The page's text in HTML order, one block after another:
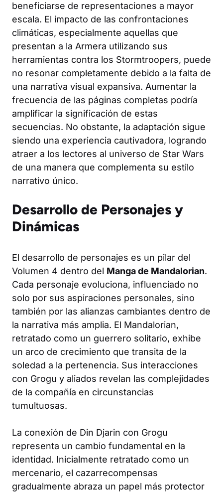
beneficiarse de representaciones a mayor
escala. El impacto de las confrontaciones
climáticas, especialmente aquellas que
presentan a la Armera utilizando sus
herramientas contra los Stormtroopers, puede
no resonar completamente debido a la falta de
una narrativa visual expansiva. Aumentar la
frecuencia de las páginas completas podría
amplificar la significación de estas
secuencias. No obstante, la adaptación sigue
siendo una experiencia cautivadora, logrando
atraer a los lectores al universo de Star Wars
de una manera que complementa su estilo
narrativo único.
Desarrollo de Personajes y
Dinámicas
El desarrollo de personajes es un pilar del
Volumen 4 dentro del Manga de Mandalorian.
Cada personaje evoluciona, influenciado no
solo por sus aspiraciones personales, sino
también por las alianzas cambiantes dentro de
la narrativa más amplia. El Mandalorian,
retratado como un guerrero solitario, exhibe
un arco de crecimiento que transita de la
soledad a la pertenencia. Sus interacciones
con Grogu y aliados revelan las complejidades
de la compañía en circunstancias
tumultuosas.
La conexión de Din Djarin con Grogu
representa un cambio fundamental en la
identidad. Inicialmente retratado como un
mercenario, el cazarrecompensas
gradualmente abraza un papel más protector